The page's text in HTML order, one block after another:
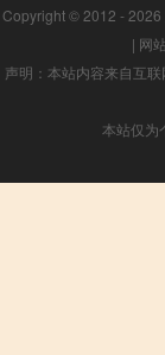
Copyright © 2012 - 2026
| 网
声明：本站内容来自互
本站仅为